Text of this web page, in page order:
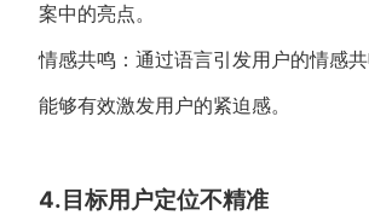
案中的亮点。
情感共鸣：通过语言引发用户的情感
能够有效激发用户的紧迫感。
4.目标用户定位不精准